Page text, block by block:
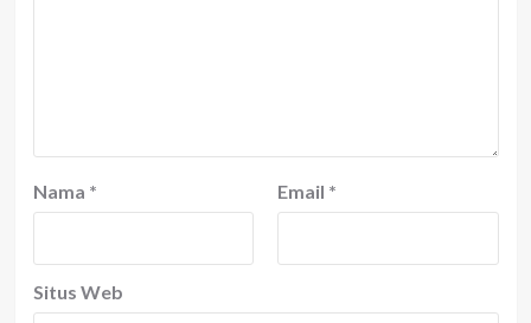
Nama * Email *
Situs Web